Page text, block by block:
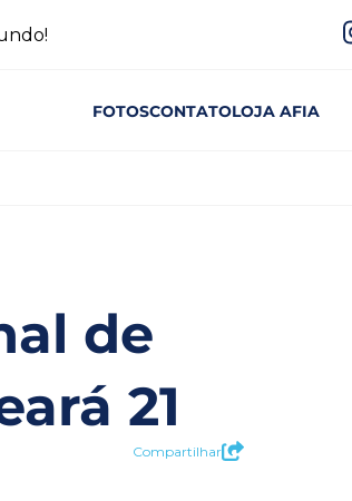
FOTOSCONTATOLOJA AFIA
de
21
Compartilhar